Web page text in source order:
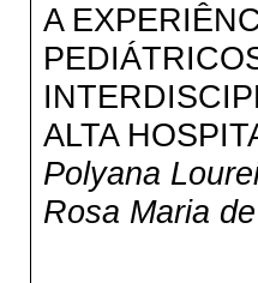
A
ALTA
Polyana
Rosa Maria